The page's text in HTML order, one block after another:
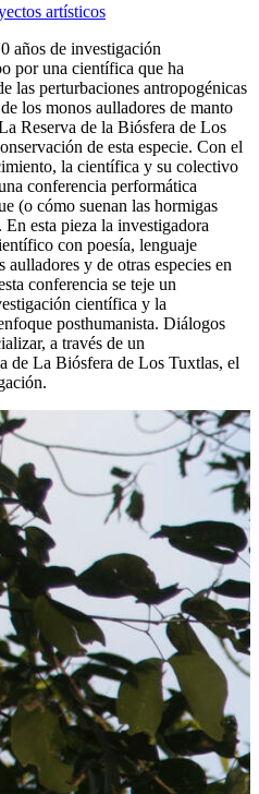
artísticos
años de investigación
por una científica que ha
las perturbaciones antropogénicas
los monos aulladores de manto
Reserva de la Biósfera de Los
de esta especie. Con el
la científica y su colectivo
conferencia performática
(o cómo suenan las hormigas
esta pieza la investigadora
con poesía, lenguaje
y de otras especies en
conferencia se teje un
científica y la
posthumanista. Diálogos
a través de un
de La Biósfera de Los Tuxtlas, el